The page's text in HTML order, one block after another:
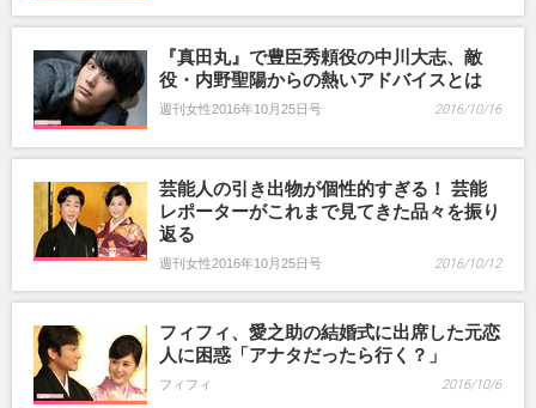
『真田丸』で豊臣秀頼役の中川大志、敵
役・内野聖陽からの熱いアドバイスとは
週刊女性2016年10月25日号 2016/10/16
芸能人の引き出物が個性的すぎる！ 芸能
レポーターがこれまで見てきた品々を振り
返る
週刊女性2016年10月25日号 2016/10/12
フィフィ、愛之助の結婚式に出席した元恋
人に困惑「アナタだったら行く？」
フィフィ 2016/10/6